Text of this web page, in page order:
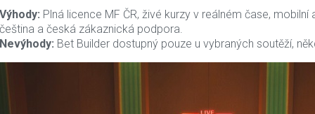
Výhody: Plná licence MF ČR, živé kurzy v reálném čase,
čeština a česká zákaznická podpora.
Nevýhody: Bet Builder dostupný pouze u vybraných soutěží,
Nejprodávanější